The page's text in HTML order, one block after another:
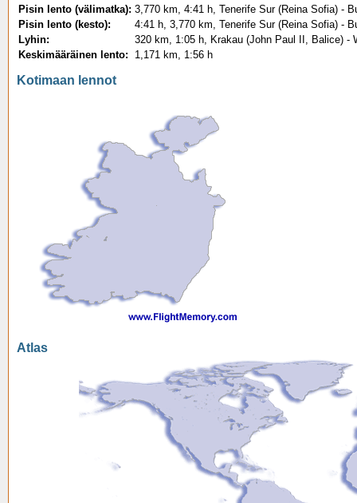
Pisin lento (välimatka): 3,770 km, 4:41 h, Tenerife Sur (Reina Sofia) -
Pisin lento (kesto):
4:41 h, 3,770 km, Tenerife Sur (Reina Sofia) -
Lyhin:
320 km, 1:05 h, Krakau (John Paul II, Balice) -
Keskimääräinen lento:
1,171 km, 1:56 h
Kotimaan lennot
Atlas